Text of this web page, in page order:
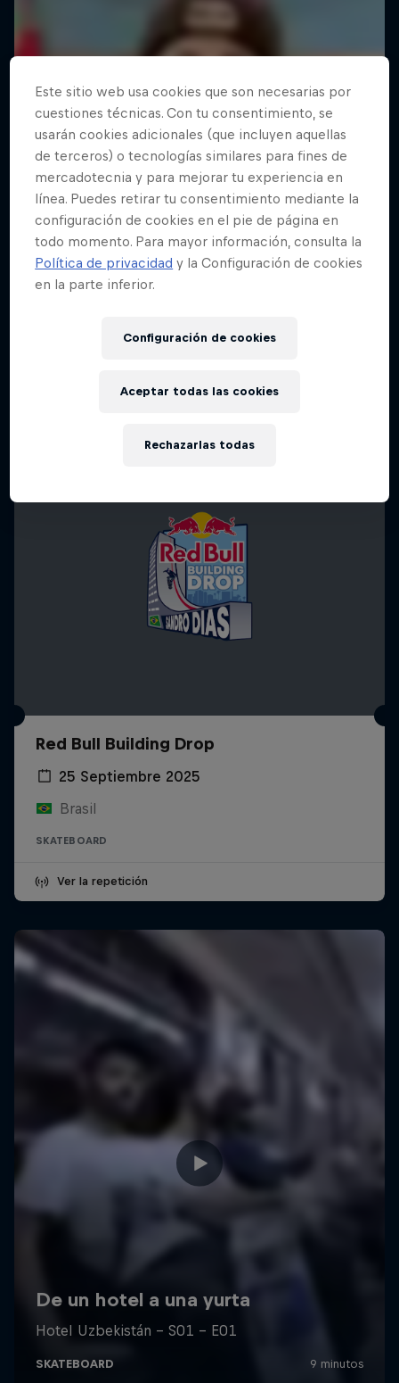
Red Bull Building Drop
25 Septiembre 2025
Brasil
SKATEBOARD
Ver la repetición
Este sitio web usa cookies que son necesarias por
cuestiones técnicas. Con tu consentimiento, se
usarán cookies adicionales (que incluyen aquellas
de terceros) o tecnologías similares para fines de
mercadotecnia y para mejorar tu experiencia en
línea. Puedes retirar tu consentimiento mediante la
configuración de cookies en el pie de página en
todo momento. Para mayor información, consulta la
Política de privacidad y la Configuración de cookies
en la parte inferior.
Configuración de cookies
Rechazarlas todas
Aceptar todas las cookies